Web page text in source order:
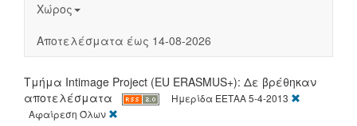
Χώρος
Αποτελέσματα έως 14-08-2026
Τμήμα Intimage Project (EU ERASMUS+): Δε βρέθηκαν
αποτελέσματα
Ημερίδα ΕΕΤΑΑ 5-4-2013
Αφαίρεση Όλων